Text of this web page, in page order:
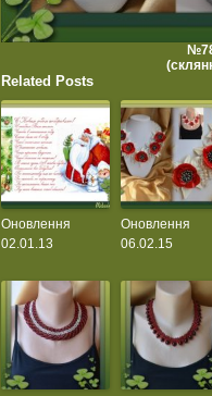
Related Posts
Оновлення
02.01.13
Оновлення
06.02.15